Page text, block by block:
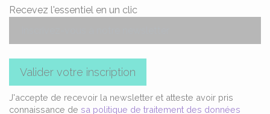
Recevez l'essentiel en un clic
Valider votre inscription
J'accepte de recevoir la newsletter et atteste avoir pris
connaissance de sa politique de traitement des données